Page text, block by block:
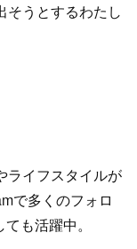
そうとするわたし
ライフスタイルが
で多くのフォロ
も活躍中。